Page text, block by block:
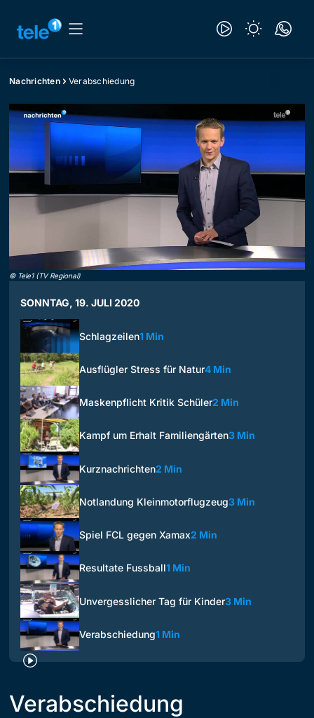
Nachrichten Verabschiedung
© Tele1 (TV Regional)
SONNTAG, 19. JULI 2020
Schlagzeilen1 Min
Ausflügler Stress für Natur4 Min
Maskenpflicht Kritik Schüler2 Min
Kampf um Erhalt Familiengärten3 Min
Kurznachrichten2 Min
Notlandung Kleinmotorflugzeug3 Min
Spiel FCL gegen Xamax2 Min
Resultate Fussball1 Min
Unvergesslicher Tag für Kinder3 Min
Verabschiedung1 Min
Verabschiedung